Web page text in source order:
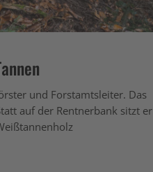
und Forstamtsleiter. Das
auf der Rentnerbank sitzt er